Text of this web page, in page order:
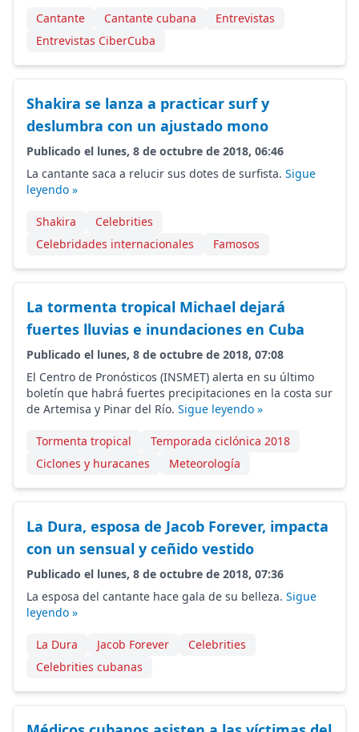
Cantante Cantante cubana
Entrevistas
Entrevistas CiberCuba
Shakira se lanza a practicar surf y
deslumbra con un ajustado mono
Publicado el lunes, 8 de octubre de 2018, 06:46
La cantante saca a relucir sus dotes de surfista. Sigue
leyendo »
Shakira
Celebrities
Celebridades internacionales
Famosos
La tormenta tropical Michael dejará
fuertes lluvias e inundaciones en Cuba
Publicado el lunes, 8 de octubre de 2018, 07:08
El Centro de Pronósticos (INSMET) alerta en su último
boletín que habrá fuertes precipitaciones en la costa sur
de Artemisa y Pinar del Río. Sigue leyendo »
Tormenta tropical
Temporada ciclónica 2018
Ciclones y huracanes
Meteorología
La Dura, esposa de Jacob Forever, impacta
con un sensual y ceñido vestido
Publicado el lunes, 8 de octubre de 2018, 07:36
La esposa del cantante hace gala de su belleza. Sigue
leyendo »
La Dura Jacob Forever
Celebrities
Celebrities cubanas